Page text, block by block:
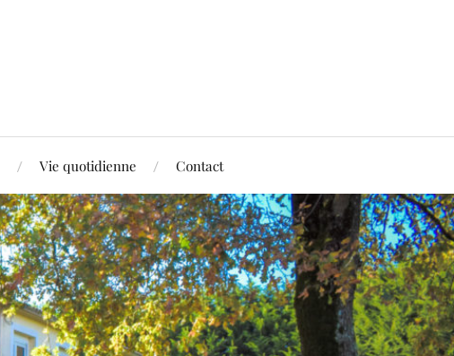
Vie quotidienne Contact